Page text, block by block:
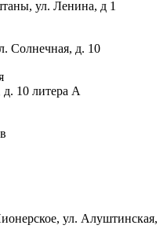
ул. Ленина, д 1
Солнечная, д. 10
д. 10 литера А
ул. Алуштинская,